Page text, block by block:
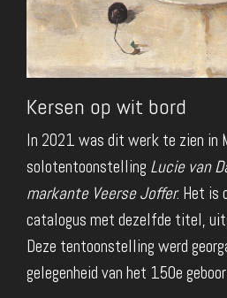
Kersen op wit bord
In 2021 was dit werk te zien in
solotentoonstelling Lucie van
markante Veerse Joffer. Het is
catalogus met dezelfde titel,
Deze tentoonstelling werd
gelegenheid van het 150e